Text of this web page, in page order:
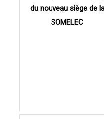
du nouveau siège de la
SOMELEC